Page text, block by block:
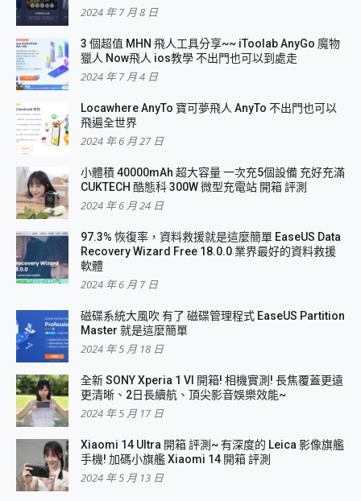
2024 年 7 月 8 日
3 個超值 MHN 飛人工具分享~~ iToolab AnyGo 魔物
獵人 Now飛人 ios教學 不出門也可以到處走
2024 年 7 月 4 日
Locawhere AnyTo 寶可夢飛人 AnyTo 不出門也可以
飛遍全世界
2024 年 6 月 27 日
小體積 40000mAh 超大容量 一次充5個設備 充好充滿
CUKTECH 酷態科 300W 微型充電站 開箱 評測
2024 年 6 月 24 日
97.3% 恢復率，資料救援就是這麼簡單 EaseUS Data
Recovery Wizard Free 18.0.0 業界最好的資料救援
軟體
2024 年 6 月 7 日
磁碟系統大風吹 有了 磁碟管理程式 EaseUS Partition
Master 就是這麼簡單
2024 年 5 月 18 日
全新 SONY Xperia 1 VI 開箱! 相機實測! 長焦覆蓋更遠
更清晰、2日長續航、頂尖影音娛樂效能~
2024 年 5 月 17 日
Xiaomi 14 Ultra 開箱 評測~ 有深度的 Leica 影像旗艦
手機! 加碼小旗艦 Xiaomi 14 開箱 評測
2024 年 5 月 13 日